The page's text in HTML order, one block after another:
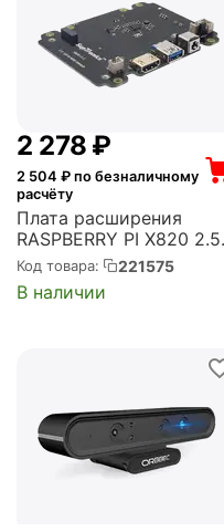
2 278 ₽
2 504 ₽ по безналичному
расчёту
Плата расширения
RASPBERRY PI X820 2.5
inch SSD disk expansion
board supports USB3.0
storage (RA292)
Код товара: 221575
В наличии